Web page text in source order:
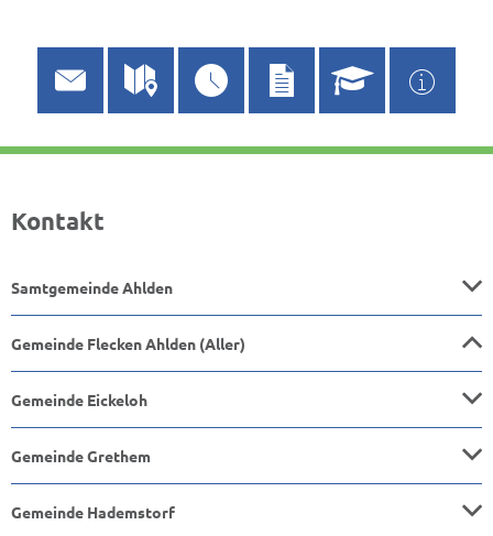
Kontakt
Samtgemeinde Ahlden
Gemeinde Flecken Ahlden (Aller)
Gemeinde Eickeloh
Gemeinde Grethem
Gemeinde Hademstorf